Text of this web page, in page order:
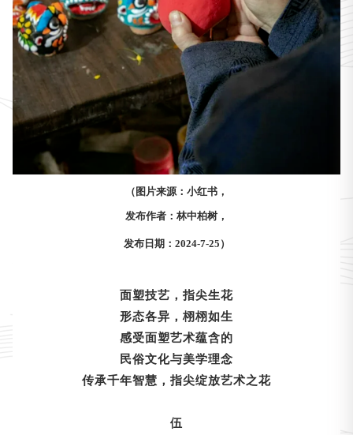
（图片来源：小红书，
发布作者：林中柏树，
发布日期：2024-7-25）
面塑技艺，指尖生花
形态各异，栩栩如生
感受面塑艺术蕴含的
民俗文化与美学理念
传承千年智慧，指尖绽放艺术之花
伍